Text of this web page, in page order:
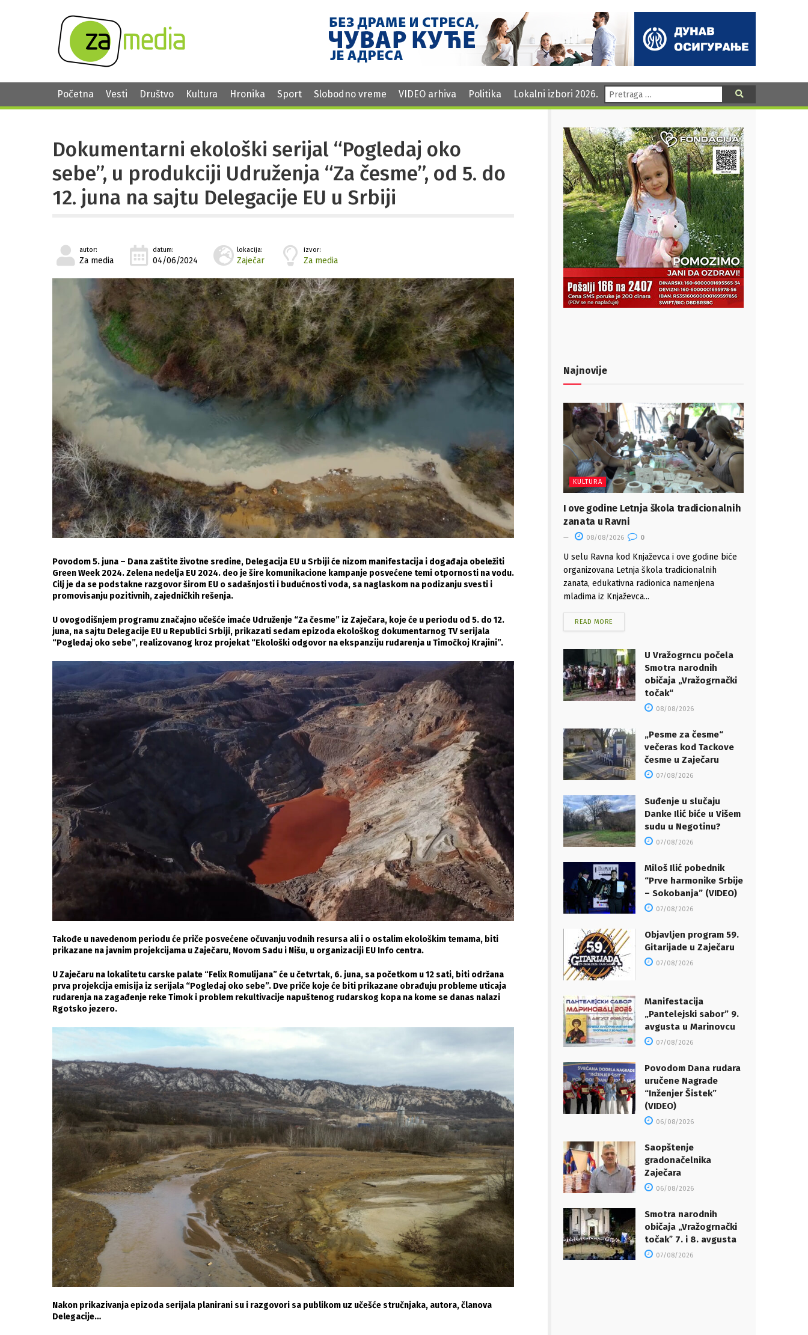
Početna Vesti Društvo Kultura Hronika Sport Slobodno vreme VIDEO arhiva Politika Lokalni izbori 2026. Pretraga:
Dokumentarni ekološki serijal “Pogledaj oko
sebe”, u produkciji Udruženja “Za česme”, od 5. do
12. juna na sajtu Delegacije EU u Srbiji
autor:
Za media
datum:
04/06/2024
lokacija:
Zaječar
izvor:
Za media
Povodom 5. juna – Dana zaštite životne sredine, Delegacija EU u Srbiji će nizom manifestacija i događaja obeležiti
Green Week 2024. Zelena nedelja EU 2024. deo je šire komunikacione kampanje posvećene temi otpornosti na vodu.
Cilj je da se podstakne razgovor širom EU o sadašnjosti i budućnosti voda, sa naglaskom na podizanju svesti i
promovisanju pozitivnih, zajedničkih rešenja.
U ovogodišnjem programu značajno učešće imaće Udruženje “Za česme” iz Zaječara, koje će u periodu od 5. do 12.
juna, na sajtu Delegacije EU u Republici Srbiji, prikazati sedam epizoda ekološkog dokumentarnog TV serijala
“Pogledaj oko sebe”, realizovanog kroz projekat “Ekološki odgovor na ekspanziju rudarenja u Timočkoj Krajini”.
Takođe u navedenom periodu će priče posvećene očuvanju vodnih resursa ali i o ostalim ekološkim temama, biti
prikazane na javnim projekcijama u Zaječaru, Novom Sadu i Nišu, u organizaciji EU Info centra.
U Zaječaru na lokalitetu carske palate “Felix Romulijana” će u četvrtak, 6. juna, sa početkom u 12 sati, biti održana
prva projekcija emisija iz serijala “Pogledaj oko sebe”. Dve priče koje će biti prikazane obrađuju probleme uticaja
rudarenja na zagađenje reke Timok i problem rekultivacije napuštenog rudarskog kopa na kome se danas nalazi
Rgotsko jezero.
Nakon prikazivanja epizoda serijala planirani su i razgovori sa publikom uz učešće stručnjaka, autora, članova
Delegacije…
Najnovije
KULTURA
I ove godine Letnja škola tradicionalnih
zanata u Ravni
08/08/2026 0
U selu Ravna kod Knjaževca i ove godine biće
organizovana Letnja škola tradicionalnih
zanata, edukativna radionica namenjena
mladima iz Knjaževca...
READ MORE
U Vražogrncu počela
Smotra narodnih
običaja „Vražogrnački
točak“
08/08/2026
„Pesme za česme“
večeras kod Tackove
česme u Zaječaru
07/08/2026
Suđenje u slučaju
Danke Ilić biće u Višem
sudu u Negotinu?
07/08/2026
Miloš Ilić pobednik
“Prve harmonike Srbije
– Sokobanja” (VIDEO)
07/08/2026
Objavljen program 59.
Gitarijade u Zaječaru
07/08/2026
Manifestacija
„Pantelejski sabor” 9.
avgusta u Marinovcu
07/08/2026
Povodom Dana rudara
uručene Nagrade
“Inženjer Šistek”
(VIDEO)
06/08/2026
Saopštenje
gradonačelnika
Zaječara
06/08/2026
Smotra narodnih
običaja „Vražogrnački
točakˮ 7. i 8. avgusta
07/08/2026